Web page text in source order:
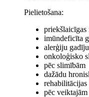
Pielietošana:
priekšlaicīgas
imūndeficīta
alerģiju
onkoloģisko
pēc slimībām
dažādu
pēc